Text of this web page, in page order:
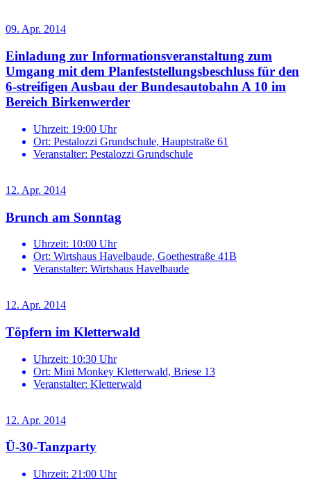
09. Apr. 2014
Einladung zur Informationsveranstaltung zum
Umgang mit dem Planfeststellungsbeschluss für den
6-streifigen Ausbau der Bundesautobahn A 10 im
Bereich Birkenwerder
Uhrzeit: 19:00 Uhr
Ort: Pestalozzi Grundschule, Hauptstraße 61
Veranstalter: Pestalozzi Grundschule
12. Apr. 2014
Brunch am Sonntag
Uhrzeit: 10:00 Uhr
Ort: Wirtshaus Havelbaude, Goethestraße 41B
Veranstalter: Wirtshaus Havelbaude
12. Apr. 2014
Töpfern im Kletterwald
Uhrzeit: 10:30 Uhr
Ort: Mini Monkey Kletterwald, Briese 13
Veranstalter: Kletterwald
12. Apr. 2014
Ü-30-Tanzparty
Uhrzeit: 21:00 Uhr